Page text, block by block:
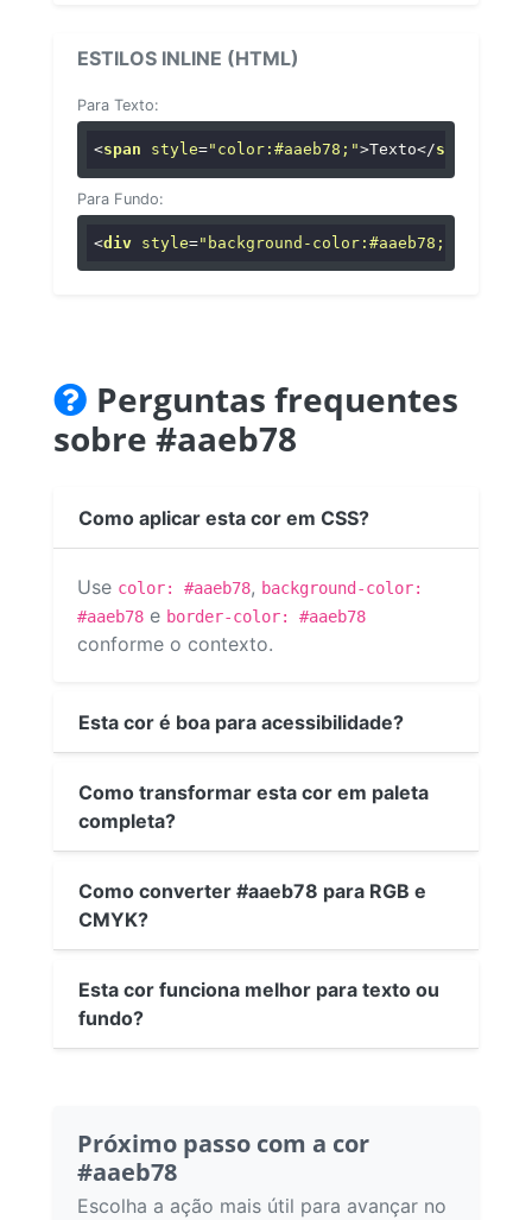
ESTILOS INLINE (HTML)
Para Texto:
<span style="color:#aaeb78;">Texto</span
Para Fundo:
<div style="background-color:#aaeb78;"
Perguntas frequentes
sobre #aaeb78
Como aplicar esta cor em CSS?
Use color: #aaeb78, background-color:
#aaeb78 e border-color: #aaeb78
conforme o contexto.
Esta cor é boa para acessibilidade?
Como transformar esta cor em paleta
completa?
Como converter #aaeb78 para RGB e
CMYK?
Esta cor funciona melhor para texto ou
fundo?
Próximo passo com a cor
#aaeb78
Escolha a ação mais útil para avançar no